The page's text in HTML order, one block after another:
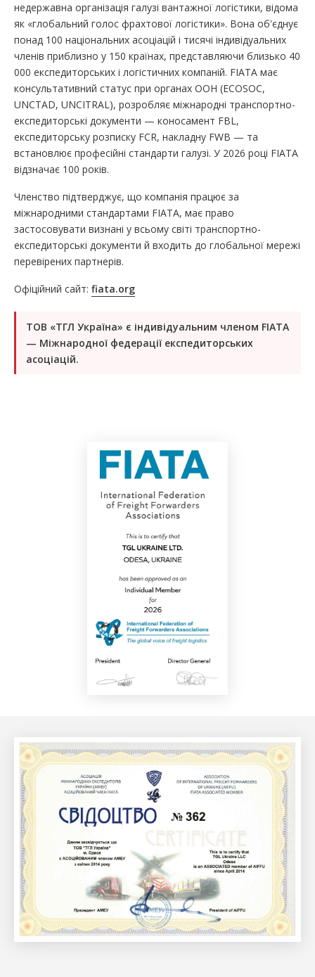
недержавна організація галузі вантажної логістики, відома
як «глобальний голос фрахтової логістики». Вона об'єднує
понад 100 національних асоціацій і тисячі індивідуальних
членів приблизно у 150 країнах, представляючи близько 40
000 експедиторських і логістичних компаній. FIATA має
консультативний статус при органах ООН (ECOSOC,
UNCTAD, UNCITRAL), розробляє міжнародні транспортно-
експедиторські документи — коносамент FBL,
експедиторську розписку FCR, накладну FWB — та
встановлює професійні стандарти галузі. У 2026 році FIATA
відзначає 100 років.
Членство підтверджує, що компанія працює за
міжнародними стандартами FIATA, має право
застосовувати визнані у всьому світі транспортно-
експедиторські документи й входить до глобальної мережі
перевірених партнерів.
Офіційний сайт: fiata.org
ТОВ «ТГЛ Україна» є індивідуальним членом FIATA
— Міжнародної федерації експедиторських
асоціацій.